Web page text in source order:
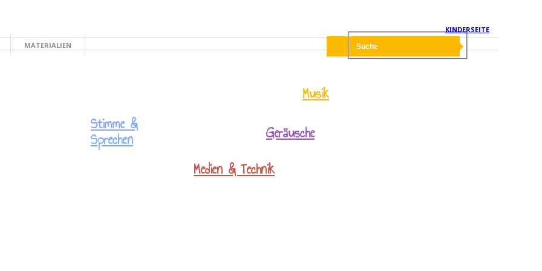
KINDERSEITE
MATERIALIEN
Stimme &
Sprechen
Medien & Technik
Musik
Geräusche